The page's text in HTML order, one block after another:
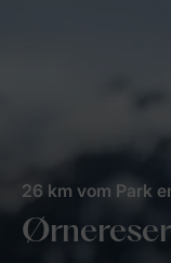
26 km vom Park